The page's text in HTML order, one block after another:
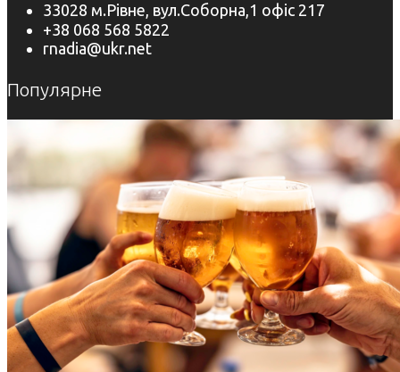
33028 м.Рівне, вул.Соборна,1 офіс 217
+38 068 568 5822
rnadia@ukr.net
Популярне